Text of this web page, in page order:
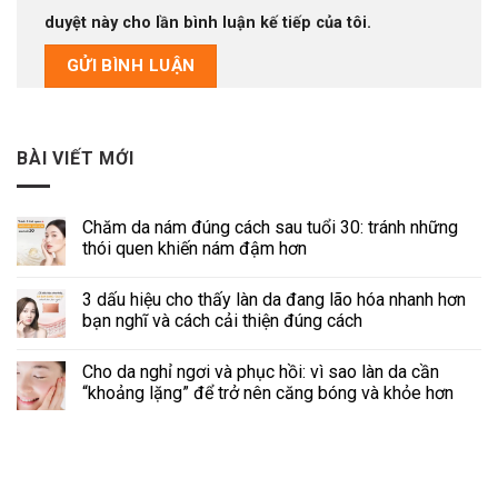
duyệt này cho lần bình luận kế tiếp của tôi.
BÀI VIẾT MỚI
Chăm da nám đúng cách sau tuổi 30: tránh những
thói quen khiến nám đậm hơn
3 dấu hiệu cho thấy làn da đang lão hóa nhanh hơn
bạn nghĩ và cách cải thiện đúng cách
Cho da nghỉ ngơi và phục hồi: vì sao làn da cần
“khoảng lặng” để trở nên căng bóng và khỏe hơn